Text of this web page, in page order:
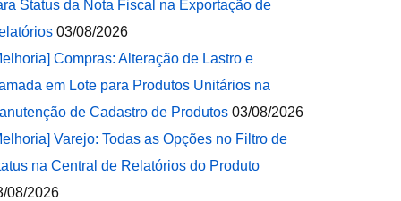
Status da Nota Fiscal na Exportação de
03/08/2026
Compras: Alteração de Lastro e
em Lote para Produtos Unitários na
de Cadastro de Produtos 03/08/2026
Varejo: Todas as Opções no Filtro de
na Central de Relatórios do Produto
08/2026